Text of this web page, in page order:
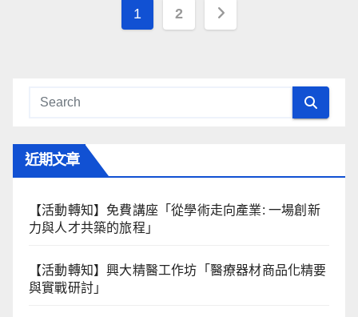
文
1 2
近期文章
【活動轉知】免費講座「從學術走向產業: ⼀場創新
力與⼈才共築的旅程」
【活動轉知】興大精醫工作坊「醫療器材商品化精要
與實戰研討」